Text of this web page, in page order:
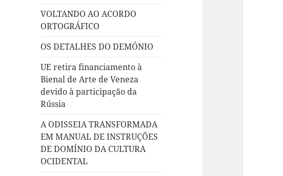
VOLTANDO AO ACORDO
ORTOGRÁFICO
OS DETALHES DO DEMÓNIO
UE retira financiamento à
Bienal de Arte de Veneza
devido à participação da
Rússia
A ODISSEIA TRANSFORMADA
EM MANUAL DE INSTRUÇÕES
DE DOMÍNIO DA CULTURA
OCIDENTAL